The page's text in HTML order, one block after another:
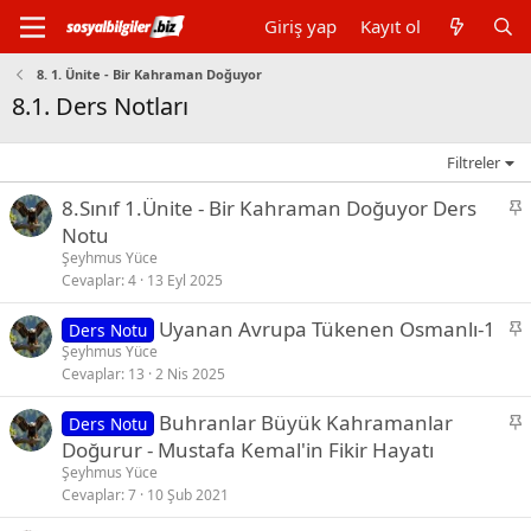
Giriş yap Kayıt ol
8. 1. Ünite - Bir Kahraman Doğuyor
8.1. Ders Notları
Filtreler
S
t
8.Sınıf 1.Ünite - Bir Kahraman Doğuyor Ders
Notu
Şeyhmus Yüce
Cevaplar 4 13 Eyl 2025
S
i
t
Ders Notu Uyanan Avrupa Tükenen Osmanlı-1
Şeyhmus Yüce
Cevaplar 13 2 Nis 2025
S
t
Ders Notu Buhranlar Büyük Kahramanlar
Doğurur - Mustafa Kemal'in Fikir Hayatı
Şeyhmus Yüce
Cevaplar 7 10 Şub 2021